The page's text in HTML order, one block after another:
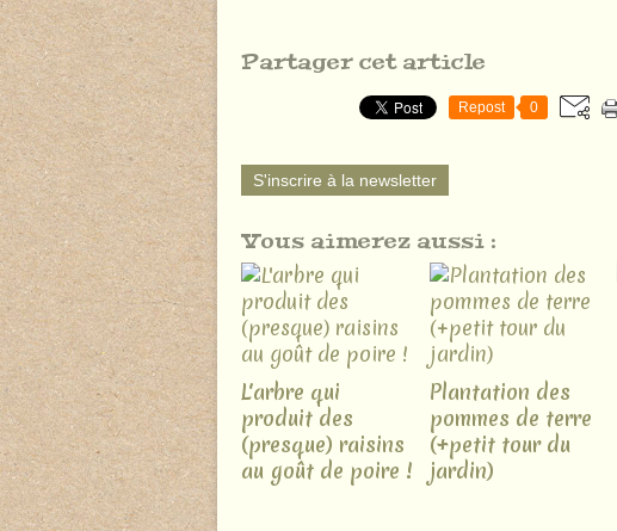
Partager cet article
Repost 0
S'inscrire à la newsletter
Vous aimerez aussi :
L'arbre qui
produit des
(presque) raisins
au goût de poire !
Plantation des
pommes de terre
(+petit tour du
jardin)